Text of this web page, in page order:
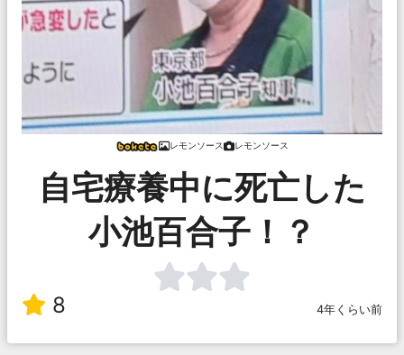
レモンソース レモンソース
自宅療養中に死亡した
小池百合子！？
8 4年くらい前